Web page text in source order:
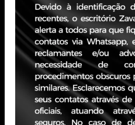
ênfase na área contenciosa.
PORTO ALEGRE - RS